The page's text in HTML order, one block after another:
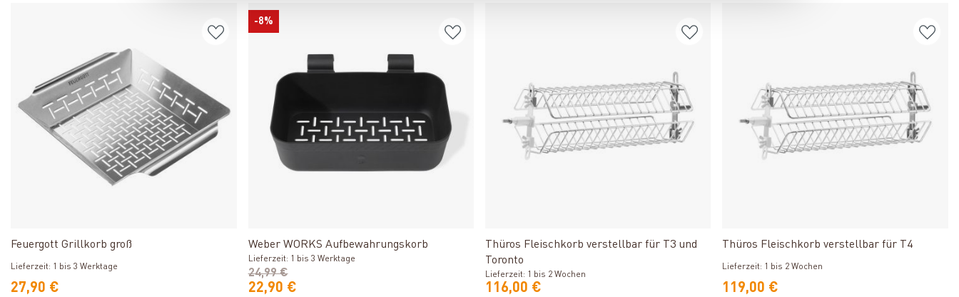
Feuergott Grillkorb groß
Lieferzeit: 1 bis 3 Werktage
27,90 €
-8%
Weber WORKS Aufbewahrungskorb
Lieferzeit: 1 bis 3 Werktage
22,90 €
24,99 €
Thüros Fleischkorb verstellbar für T3 und
Toronto
Lieferzeit: 1 bis 2 Wochen
116,00 €
Thüros Fleischkorb verstellbar für T4
Lieferzeit: 1 bis 2 Wochen
119,00 €